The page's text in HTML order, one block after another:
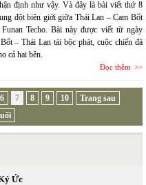
định như vậy. Và đây là bài viết thứ 8
đột biên giới giữa Thái Lan – Cam Bốt
Techo. Bài này được viết từ ngày
– Thái Lan tái bộc phát, cuộc chiến đã
cả hai bên.
Đọc thêm
6 7 8 9 10
Trang sau
Ức